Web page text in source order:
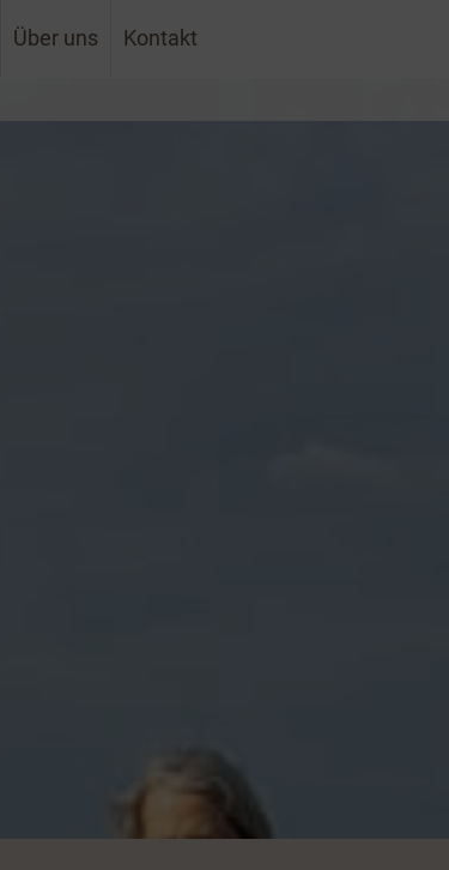
Über uns Kontakt